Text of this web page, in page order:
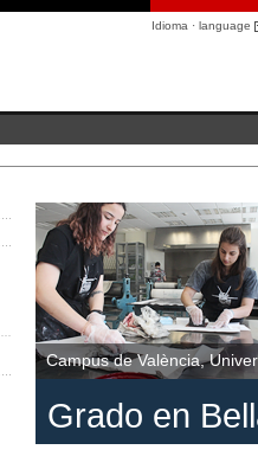
Idioma · language
Campus de València,
Grado en